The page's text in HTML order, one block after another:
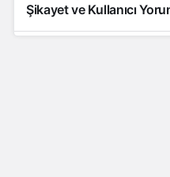
Şikayet ve Kullanıcı